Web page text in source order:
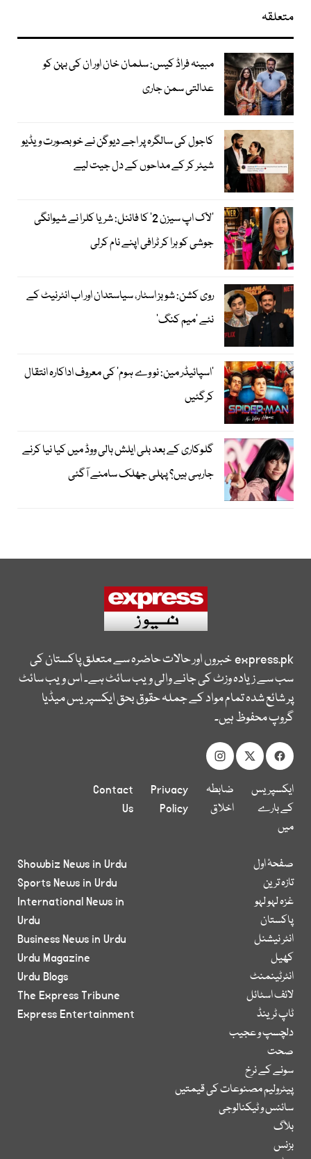
متعلقہ
مبینہ فراڈ کیس: سلمان خان اور ان کی بہن کو
عدالتی سمن جاری
کاجول کی سالگرہ پر اجے دیوگن نے خوبصورت ویڈیو
شیئر کر کے مداحوں کے دل جیت لیے
’لاک اپ سیزن 2‘ کا فائنل: شریا کلرا نے شیوانگی
جوشی کو ہرا کر ٹرافی اپنے نام کرلی
روی کشن: شوبز اسٹار، سیاستدان اور اب انٹرنیٹ کے
نئے ’میم کنگ‘
’اسپائیڈر مین: نو وے ہوم‘ کی معروف اداکارہ انتقال
کرگئیں
گلوکاری کے بعد بلی ایلش ہالی ووڈ میں کیا نیا کرنے
جارہی ہیں؟ پہلی جھلک سامنے آگئی
express.pkخبروں اور حالات حاضرہ سے متعلق پاکستان کی
سب سے زیادہ وزٹ کی جانے والی ویب سائٹ ہے۔ اس ویب سائٹ
پر شائع شدہ تمام مواد کے جملہ حقوق بحق ایکسپریس میڈیا
گروپ محفوظ ہیں۔
ایکسپریس
کے بارے
میں
ضابطہ
اخلاق
Privacy
Policy
Contact
Us
صفحۂ اول
تازہ ترین
غزہ لہو لہو
پاکستان
انٹر نیشنل
کھیل
انٹرٹینمنٹ
لائف اسٹائل
ٹاپ ٹرینڈ
دلچسپ و عجیب
صحت
سونے کے نرخ
پیٹرولیم مصنوعات کی قیمتیں
سائنس و ٹیکنالوجی
بلاگ
بزنس
Showbiz News in Urdu
Sports News in Urdu
International News in
Urdu
Business News in Urdu
Urdu Magazine
Urdu Blogs
The Express Tribune
Express Entertainment